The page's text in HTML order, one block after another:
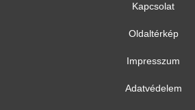
Kapcsolat
Oldaltérkép
Impresszum
Adatvédelem